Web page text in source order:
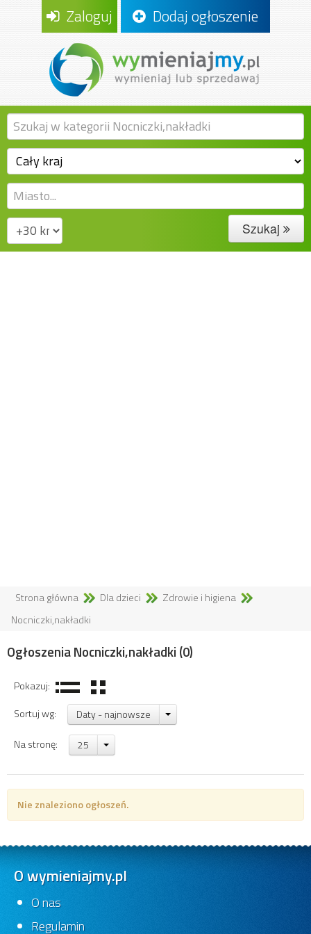
Zaloguj Dodaj ogłoszenie
Szukaj
Strona główna Dla dzieci
Zdrowie i higiena
Nocniczki,nakładki
Ogłoszenia Nocniczki,nakładki (0)
Pokazuj:
Sortuj wg:
Daty - najnowsze
Na stronę: 25
Nie znaleziono ogłoszeń.
O wymieniajmy.pl
O nas
Regulamin